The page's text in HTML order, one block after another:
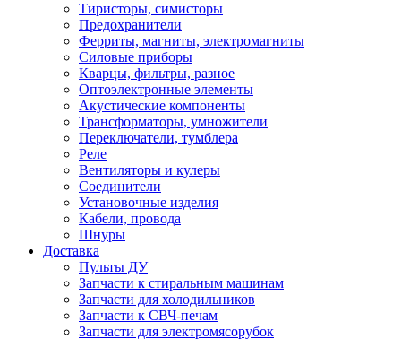
Тиристоры, симисторы
Предохранители
Ферриты, магниты, электромагниты
Силовые приборы
Кварцы, фильтры, разное
Оптоэлектронные элементы
Акустические компоненты
Трансформаторы, умножители
Переключатели, тумблера
Реле
Вентиляторы и кулеры
Соединители
Установочные изделия
Кабели, провода
Шнуры
Доставка
Пульты ДУ
Запчасти к стиральным машинам
Запчасти для холодильников
Запчасти к СВЧ-печам
Запчасти для электромясорубок